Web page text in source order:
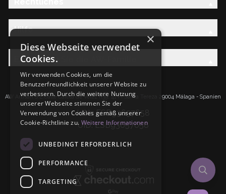
Hilfe
Entdecken Sie die AW-Familie
AW Artisan S.L.Calle Caleta de Velez n39, 41 PI Santa Tereza 29004 Málaga - Spanien
IdNr: ESB93657658
UID: ESB93657658
×
Diese Webseite verwendet
Cookies.
Wir verwenden Cookies, um die
Benutzerfreundlichkeit unserer Website zu
verbessern. Durch die weitere Nutzung
unserer Webseite stimmen Sie der
Verwendung von Cookies gemäß unserer
Cookie-Richtlinie zu. Weitere Informationen
UNBEDINGT ERFORDERLICH
PERFORMANCE
TARGETING